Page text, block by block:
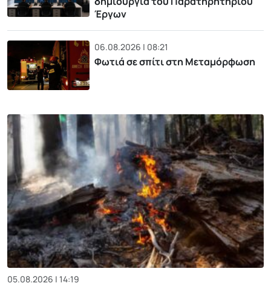
Έργων
06.08.2026 | 08:21
Φωτιά σε σπίτι στη Μεταμόρφωση
05.08.2026 | 14:19